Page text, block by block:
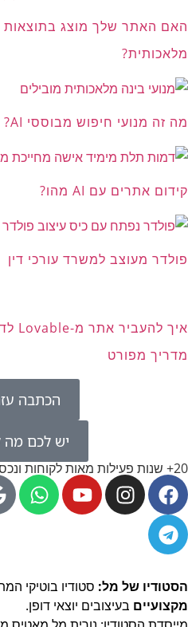
האם האתר שלך מוצג בתוצאות
מלאכותית?
מה זה מנועי חיפוש מבוססי AI?
קידום אתרים עם AI מהו?
פולדר מעוצב למשרד עורכי דין
מדריך מפורט
הכתבה
יש לכם מה
20+ שנות פעילות מאות לקוחות ונכסים ברחבי הדיגיטל
הסטודיו של מל: סטודיו בוטיקי
מקצועיים בעיצובים יוצאי דופן.